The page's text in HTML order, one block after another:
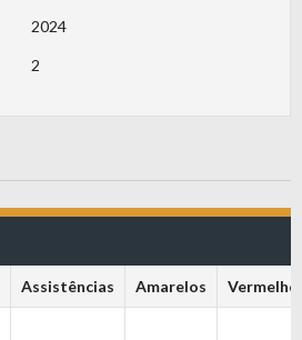
2024
2
Assistências Amarelos